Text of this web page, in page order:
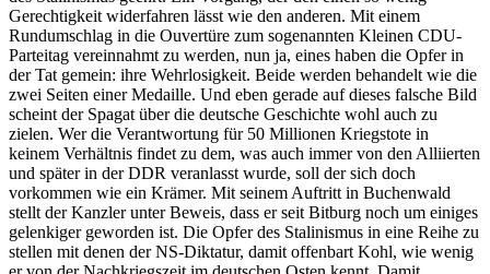
Gerechtigkeit widerfahren lässt wie den anderen. Mit einem
Rundumschlag in die Ouvertüre zum sogenannten Kleinen CDU-
Parteitag vereinnahmt zu werden, nun ja, eines haben die Opfer in
der Tat gemein: ihre Wehrlosigkeit. Beide werden behandelt wie die
zwei Seiten einer Medaille. Und eben gerade auf dieses falsche Bild
scheint der Spagat über die deutsche Geschichte wohl auch zu
zielen. Wer die Verantwortung für 50 Millionen Kriegstote in
keinem Verhältnis findet zu dem, was auch immer von den Alliierten
und später in der DDR veranlasst wurde, soll der sich doch
vorkommen wie ein Krämer. Mit seinem Auftritt in Buchenwald
stellt der Kanzler unter Beweis, dass er seit Bitburg noch um einiges
gelenkiger geworden ist. Die Opfer des Stalinismus in eine Reihe zu
stellen mit denen der NS-Diktatur, damit offenbart Kohl, wie wenig